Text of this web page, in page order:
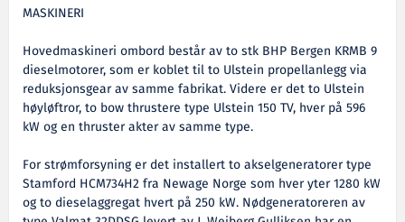
MASKINERI
Hovedmaskineri ombord består av to stk BHP Bergen KRMB 9
dieselmotorer, som er koblet til to Ulstein propellanlegg via
reduksjonsgear av samme fabrikat. Videre er det to Ulstein
høyløftror, to bow thrustere type Ulstein 150 TV, hver på 596
kW og en thruster akter av samme type.
For strømforsyning er det installert to akselgeneratorer type
Stamford HCM734H2 fra Newage Norge som hver yter 1280 kW
og to dieselaggregat hvert på 250 kW. Nødgeneratoreren av